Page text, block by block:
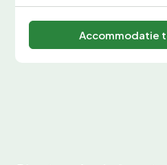
Accommodatie